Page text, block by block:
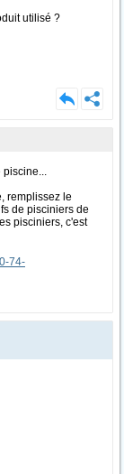
utilisé ?
piscine...
remplissez le
de pisciniers de
pisciniers, c'est
74-